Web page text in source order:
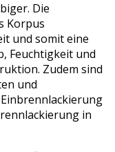
Die
Korpus
und somit eine
Feuchtigkeit und
Zudem sind
und
in